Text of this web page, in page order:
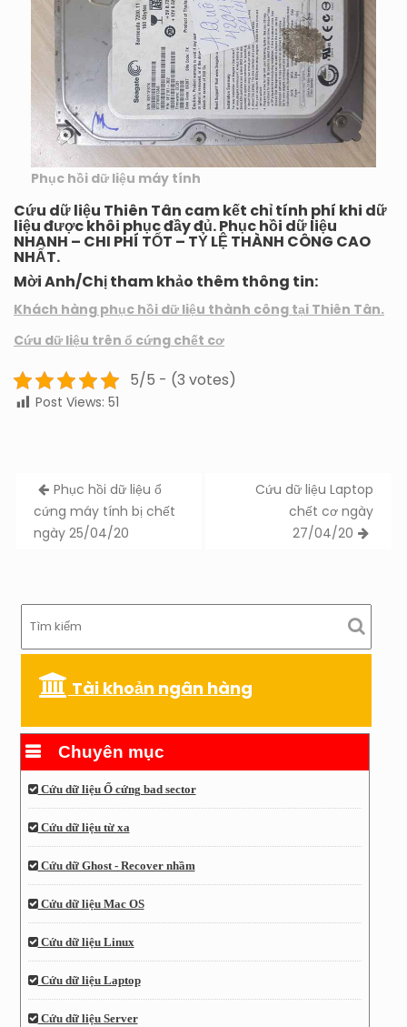
Phục hồi dữ liệu máy tính
Cứu dữ liệu Thiên Tân cam kết chỉ tính phí khi dữ
liệu được khôi phục đầy đủ. Phục hồi dữ liệu
NHANH – CHI PHÍ TỐT – TỶ LỆ THÀNH CÔNG CAO
NHẤT.
Mời Anh/Chị tham khảo thêm thông tin:
Khách hàng phục hồi dữ liệu thành công tại Thiên Tân.
Cứu dữ liệu trên ổ cứng chết cơ
5/5 - (3 votes)
Post Views: 51
Post
navigation
Phục hồi dữ liệu ổ
cứng máy tính bị chết
ngày 25/04/20
Cứu dữ liệu Laptop
chết cơ ngày
27/04/20
Tài khoản ngân hàng
Chuyên mục
Cứu dữ liệu Ổ cứng bad sector
Cứu dữ liệu từ xa
Cứu dữ Ghost - Recover nhầm
Cứu dữ liệu Mac OS
Cứu dữ liệu Linux
Cứu dữ liệu Laptop
Cứu dữ liệu Server